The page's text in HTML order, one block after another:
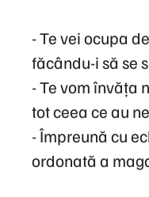
-Te vei ocupa
făcându-i să se
-Te vom învăța
tot ceea ce au
-Împreună cu
ordonată a